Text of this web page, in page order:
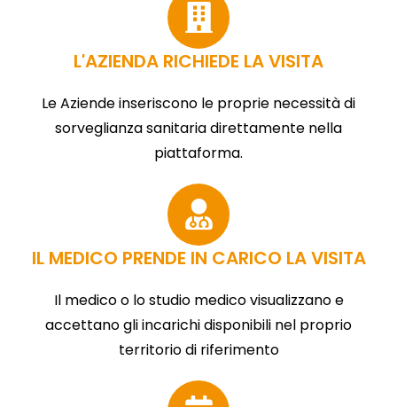
L'AZIENDA RICHIEDE LA VISITA
Le Aziende inseriscono le proprie necessità di
sorveglianza sanitaria direttamente nella
piattaforma.
IL MEDICO PRENDE IN CARICO LA VISITA
Il medico o lo studio medico visualizzano e
accettano gli incarichi disponibili nel proprio
territorio di riferimento